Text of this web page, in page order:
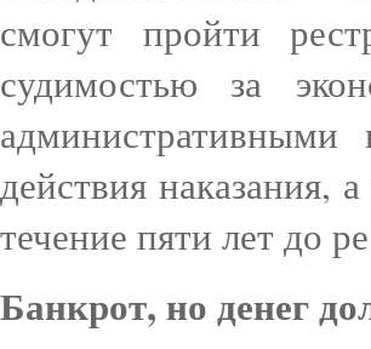
смогут пройти
судимостью за
действия наказания,
течение пяти лет до
Банкрот, но денег